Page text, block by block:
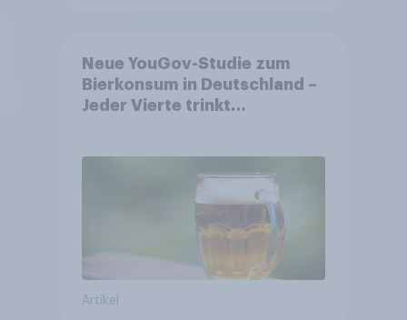
Neue YouGov-Studie zum
Bierkonsum in Deutschland –
Jeder Vierte trinkt
wächst um über 23 Prozent
Artikel